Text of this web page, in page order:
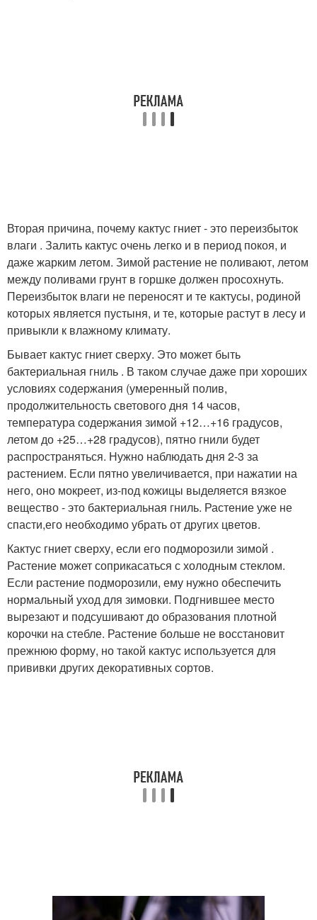
Вторая причина, почему кактус гниет - это переизбыток
влаги . Залить кактус очень легко и в период покоя, и
даже жарким летом. Зимой растение не поливают, летом
между поливами грунт в горшке должен просохнуть.
Переизбыток влаги не переносят и те кактусы, родиной
которых является пустыня, и те, которые растут в лесу и
привыкли к влажному климату.
Бывает кактус гниет сверху. Это может быть
бактериальная гниль . В таком случае даже при хороших
условиях содержания (умеренный полив,
продолжительность светового дня 14 часов,
температура содержания зимой +12…+16 градусов,
летом до +25…+28 градусов), пятно гнили будет
распространяться. Нужно наблюдать дня 2-3 за
растением. Если пятно увеличивается, при нажатии на
него, оно мокреет, из-под кожицы выделяется вязкое
вещество - это бактериальная гниль. Растение уже не
спасти,его необходимо убрать от других цветов.
Кактус гниет сверху, если его подморозили зимой .
Растение может соприкасаться с холодным стеклом.
Если растение подморозили, ему нужно обеспечить
нормальный уход для зимовки. Подгнившее место
вырезают и подсушивают до образования плотной
корочки на стебле. Растение больше не восстановит
прежнюю форму, но такой кактус используется для
прививки других декоративных сортов.